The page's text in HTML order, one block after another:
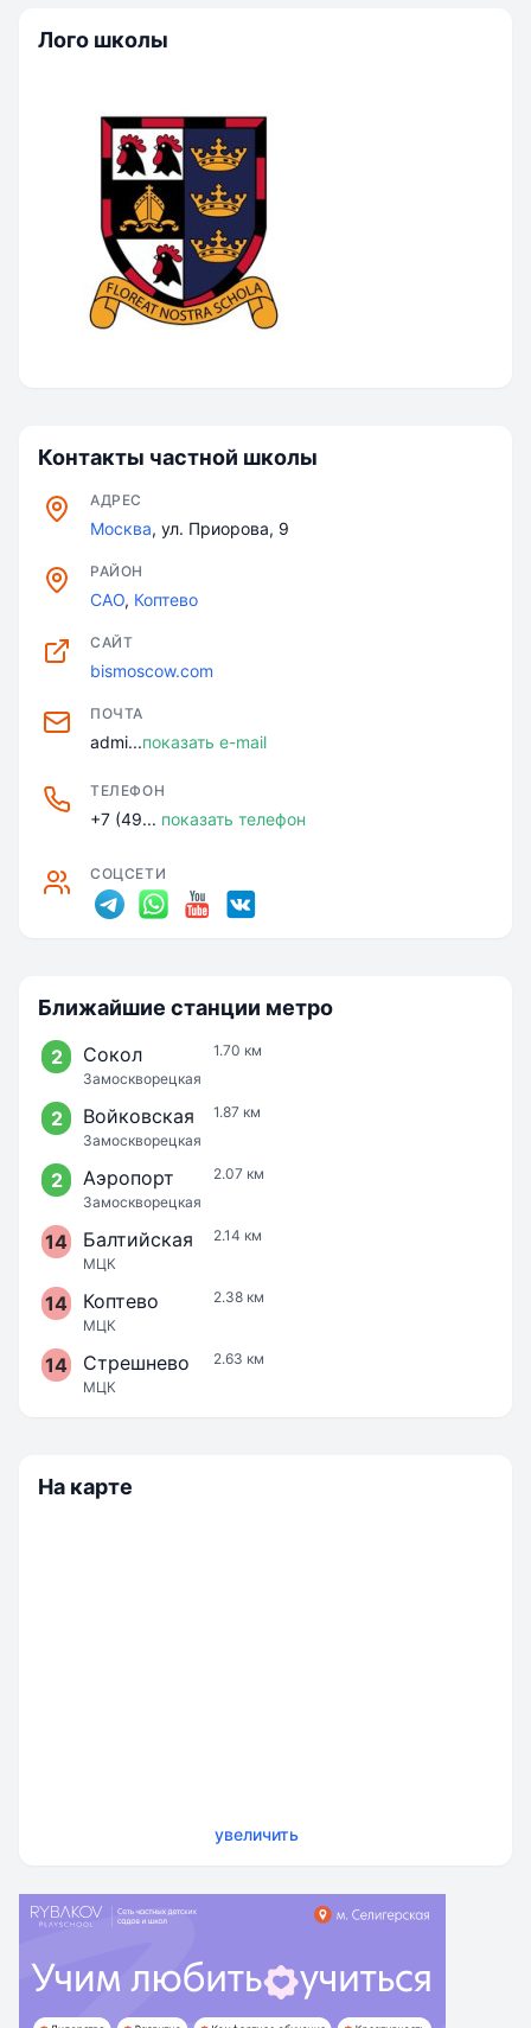
Лого школы
Контакты частной школы
АДРЕС
Москва, ул. Приорова, 9
РАЙОН
САО, Коптево
САЙТ
bismoscow.com
ПОЧТА
admi...показать e-mail
ТЕЛЕФОН
+7 (49... показать телефон
СОЦСЕТИ
Ближайшие станции метро
2 Сокол
Замоскворецкая
1.70 км
2 Войковская
Замоскворецкая
1.87 км
2 Аэропорт
Замоскворецкая
2.07 км
14 Балтийская
МЦК
2.14 км
14 Коптево
МЦК
2.38 км
14 Стрешнево
МЦК
2.63 км
На карте
увеличить